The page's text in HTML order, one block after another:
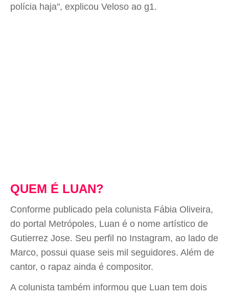
polícia haja", explicou Veloso ao g1.
QUEM É LUAN?
Conforme publicado pela colunista Fábia Oliveira,
do portal Metrópoles, Luan é o nome artístico de
Gutierrez Jose. Seu perfil no Instagram, ao lado de
Marco, possui quase seis mil seguidores. Além de
cantor, o rapaz ainda é compositor.
A colunista também informou que Luan tem dois